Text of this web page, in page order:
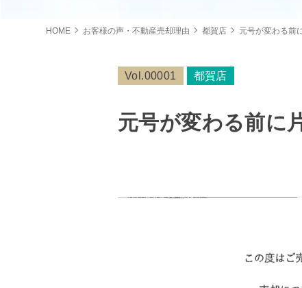
HOME お客様の声・不動産売却理由 都賀店 元号が変わる前
Vol.00001 都賀店
元号が変わる前に